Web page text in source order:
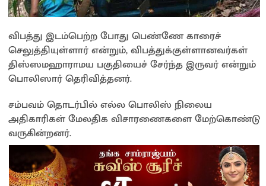
விபத்து இடம்பெற்ற போது பெண்ணே காரைச்
செலுத்தியுள்ளார் என்றும், விபத்துக்குள்ளானவர்கள்
திஸ்ஸமஹாராமய பகுதியைச் சேர்ந்த இருவர் என்றும்
பொலிஸார் தெரிவித்தனர்.
சம்பவம் தொடர்பில் எல்ல பொலிஸ் நிலைய
அதிகாரிகள் மேலதிக விசாரணைகளை மேற்கொண்டு
வருகின்றனர்.